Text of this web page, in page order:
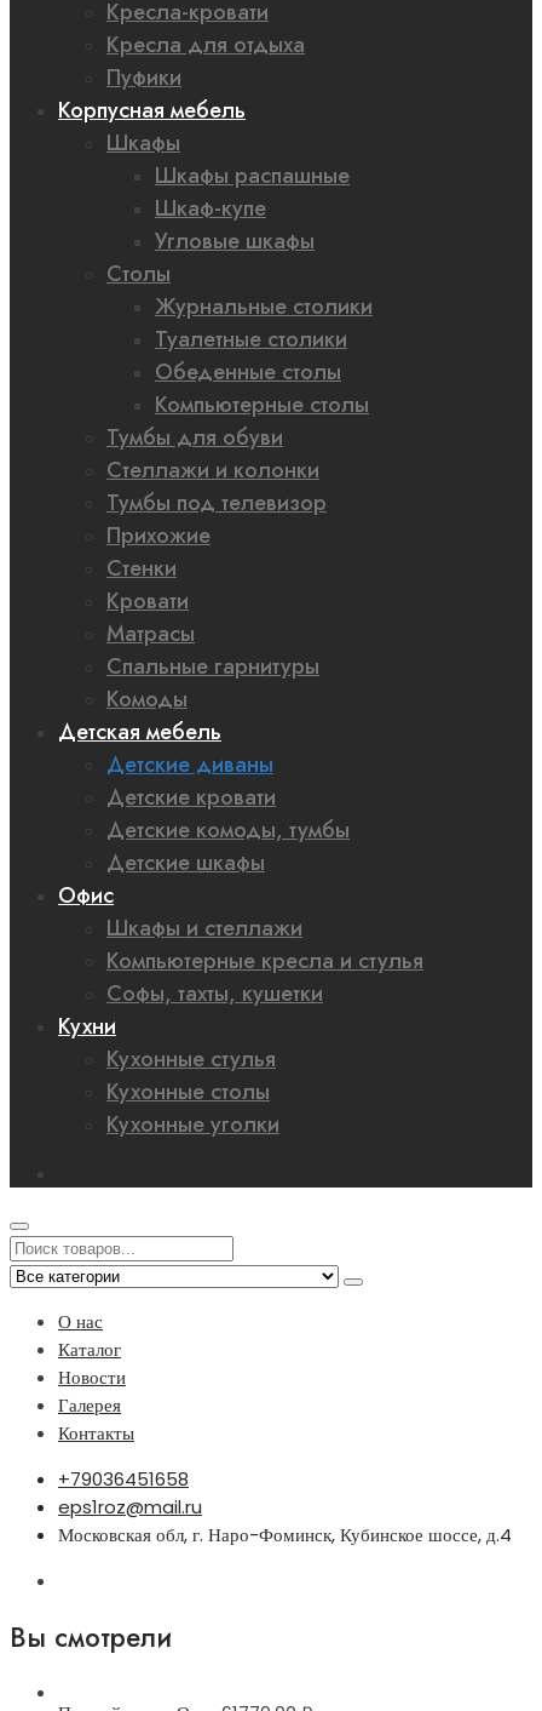
Кресла-кровати
Кресла для отдыха
Пуфики
Корпусная мебель
Шкафы
Шкафы распашные
Шкаф-купе
Угловые шкафы
Столы
Журнальные столики
Туалетные столики
Обеденные столы
Компьютерные столы
Тумбы для обуви
Стеллажи и колонки
Тумбы под телевизор
Прихожие
Стенки
Кровати
Матрасы
Спальные гарнитуры
Комоды
Детская мебель
Детские диваны
Детские кровати
Детские комоды, тумбы
Детские шкафы
Офис
Шкафы и стеллажи
Компьютерные кресла и стулья
Софы, тахты, кушетки
Кухни
Кухонные стулья
Кухонные столы
Кухонные уголки
О нас
Каталог
Новости
Галерея
Контакты
+79036451658
eps1roz@mail.ru
Московская обл, г. Наро-Фоминск, Кубинское шоссе, д.4
Вы смотрели